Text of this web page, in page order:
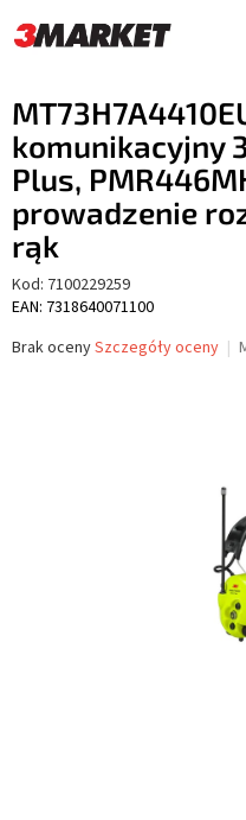
do
treści
komunikacyjny
Plus,
prowadzenie
rąk
Kod: 7100229259
EAN: 7318640071100
Średnia
Brak ocenySzczegóły oceny